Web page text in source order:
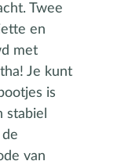
Twee
en
met
Je kunt
is
van